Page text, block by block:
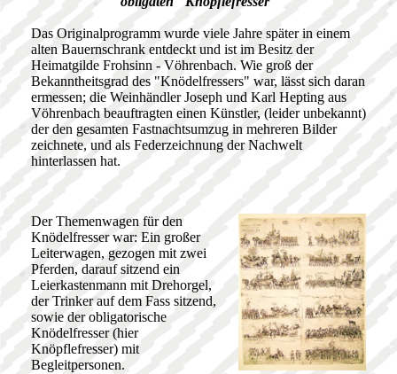
Das Originalprogramm wurde viele Jahre später in einem
alten Bauernschrank entdeckt und ist im Besitz der
Heimatgilde Frohsinn - Vöhrenbach. Wie groß der
Bekanntheitsgrad des "Knödelfressers" war, lässt sich daran
ermessen; die Weinhändler Joseph und Karl Hepting aus
Vöhrenbach beauftragten einen Künstler, (leider unbekannt)
der den gesamten Fastnachtsumzug in mehreren Bilder
zeichnete, und als Federzeichnung der Nachwelt
hinterlassen hat.
Der Themenwagen für den
Knödelfresser war: Ein großer
Leiterwagen, gezogen mit zwei
Pferden, darauf sitzend ein
Leierkastenmann mit Drehorgel,
der Trinker auf dem Fass sitzend,
sowie der obligatorische
Knödelfresser (hier
Knöpflefresser) mit
Begleitpersonen.